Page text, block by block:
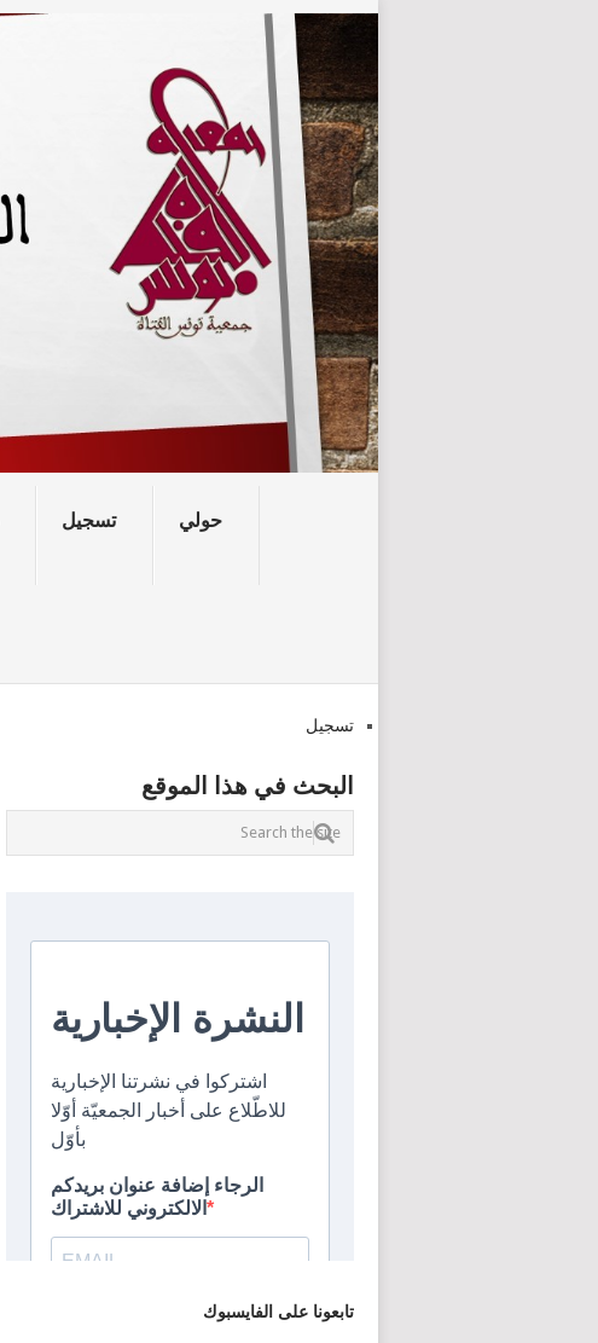
تسجيل حولي
تسجيل
البحث في هذا الموقع
تابعونا على الفايسبوك